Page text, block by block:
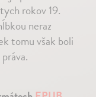
rokov 19.
neraz
tomu však boli